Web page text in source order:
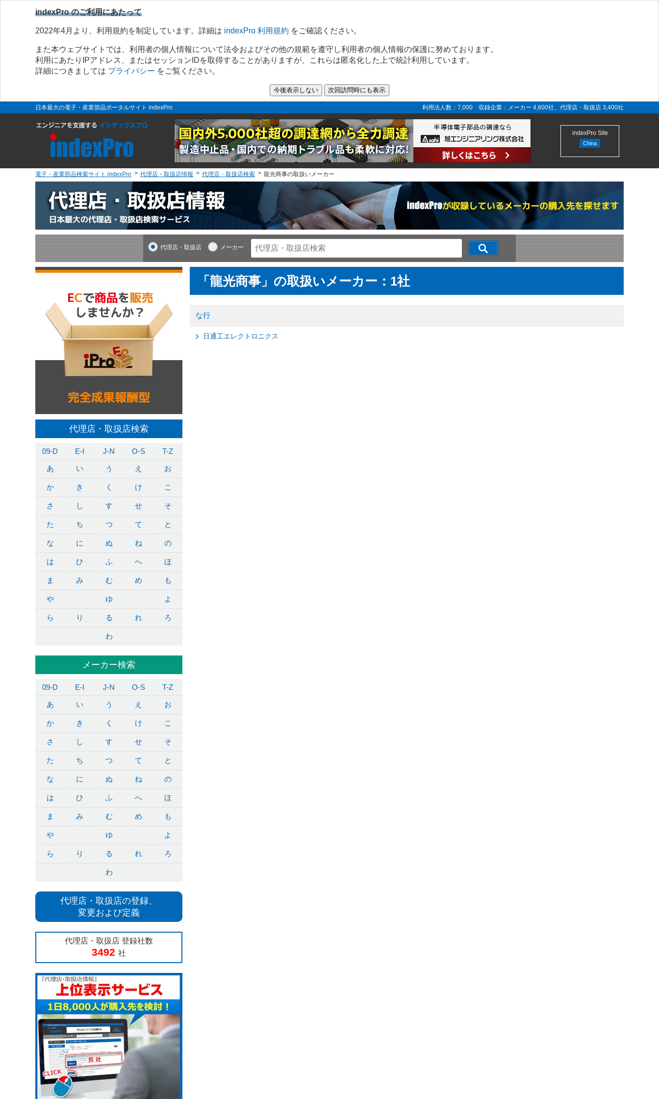
indexPro のご利用にあたって
2022年4月より、利用規約を制定しています。詳細は indexPro 利用規約 をご確認ください。
また本ウェブサイトでは、利用者の個人情報について法令およびその他の規範を遵守し利用者の個人情報の保護に努めております。
利用にあたりIPアドレス、またはセッションIDを取得することがありますが、これらは匿名化した上で統計利用しています。
詳細につきましては プライバシー をご覧ください。
日本最大の電子・産業部品ポータルサイト indexPro 利用法人数：7,000 収録企業：メーカー 4,600社、代理店・取扱店 3,400社
indexPro Site
China
電子・産業部品検索サイト indexPro 代理店・取扱店情報 代理店・取扱店検索 龍光商事の取扱いメーカー
代理店・取扱店 メーカー
代理店・取扱店検索
09-D E-I J-N O-S T-Z
あ い う え お
か き く け こ
さ し す せ そ
た ち つ て と
な に ぬ ね の
は ひ ふ へ ほ
ま み む め も
や ゆ よ
ら り る れ ろ
わ
メーカー検索
09-D E-I J-N O-S T-Z
あ い う え お
か き く け こ
さ し す せ そ
た ち つ て と
な に ぬ ね の
は ひ ふ へ ほ
ま み む め も
や ゆ よ
ら り る れ ろ
わ
代理店・取扱店の登録、
変更および定義
代理店・取扱店 登録社数
3492 社
「龍光商事」の取扱いメーカー：1社
な行
日通工エレクトロニクス